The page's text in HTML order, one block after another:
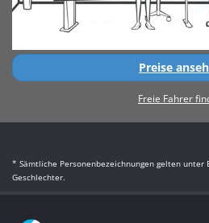
Preise
Freie Fahrer
* Sämtliche Personenbezeichnungen gelten unter
Geschlechter.